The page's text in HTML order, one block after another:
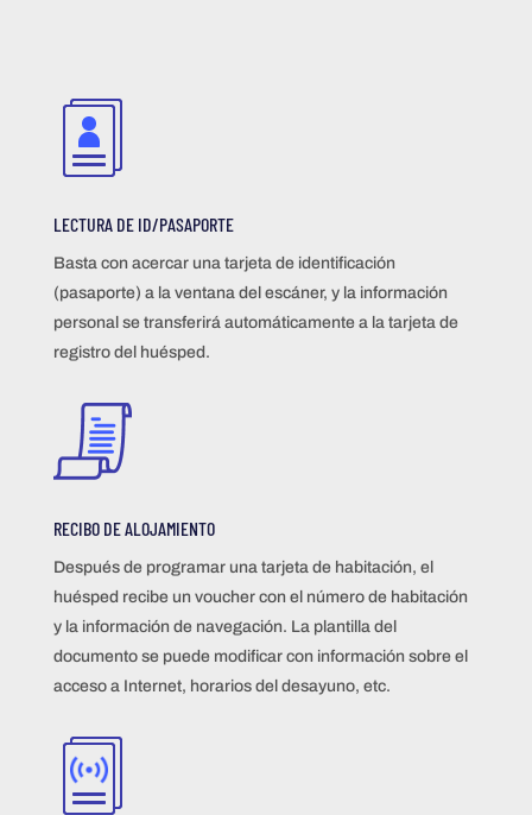
LECTURA DE ID/PASAPORTE
Basta con acercar una tarjeta de identificación
(pasaporte) a la ventana del escáner, y la información
personal se transferirá automáticamente a la tarjeta de
registro del huésped.
RECIBO DE ALOJAMIENTO
Después de programar una tarjeta de habitación, el
huésped recibe un voucher con el número de habitación
y la información de navegación. La plantilla del
documento se puede modificar con información sobre el
acceso a Internet, horarios del desayuno, etc.